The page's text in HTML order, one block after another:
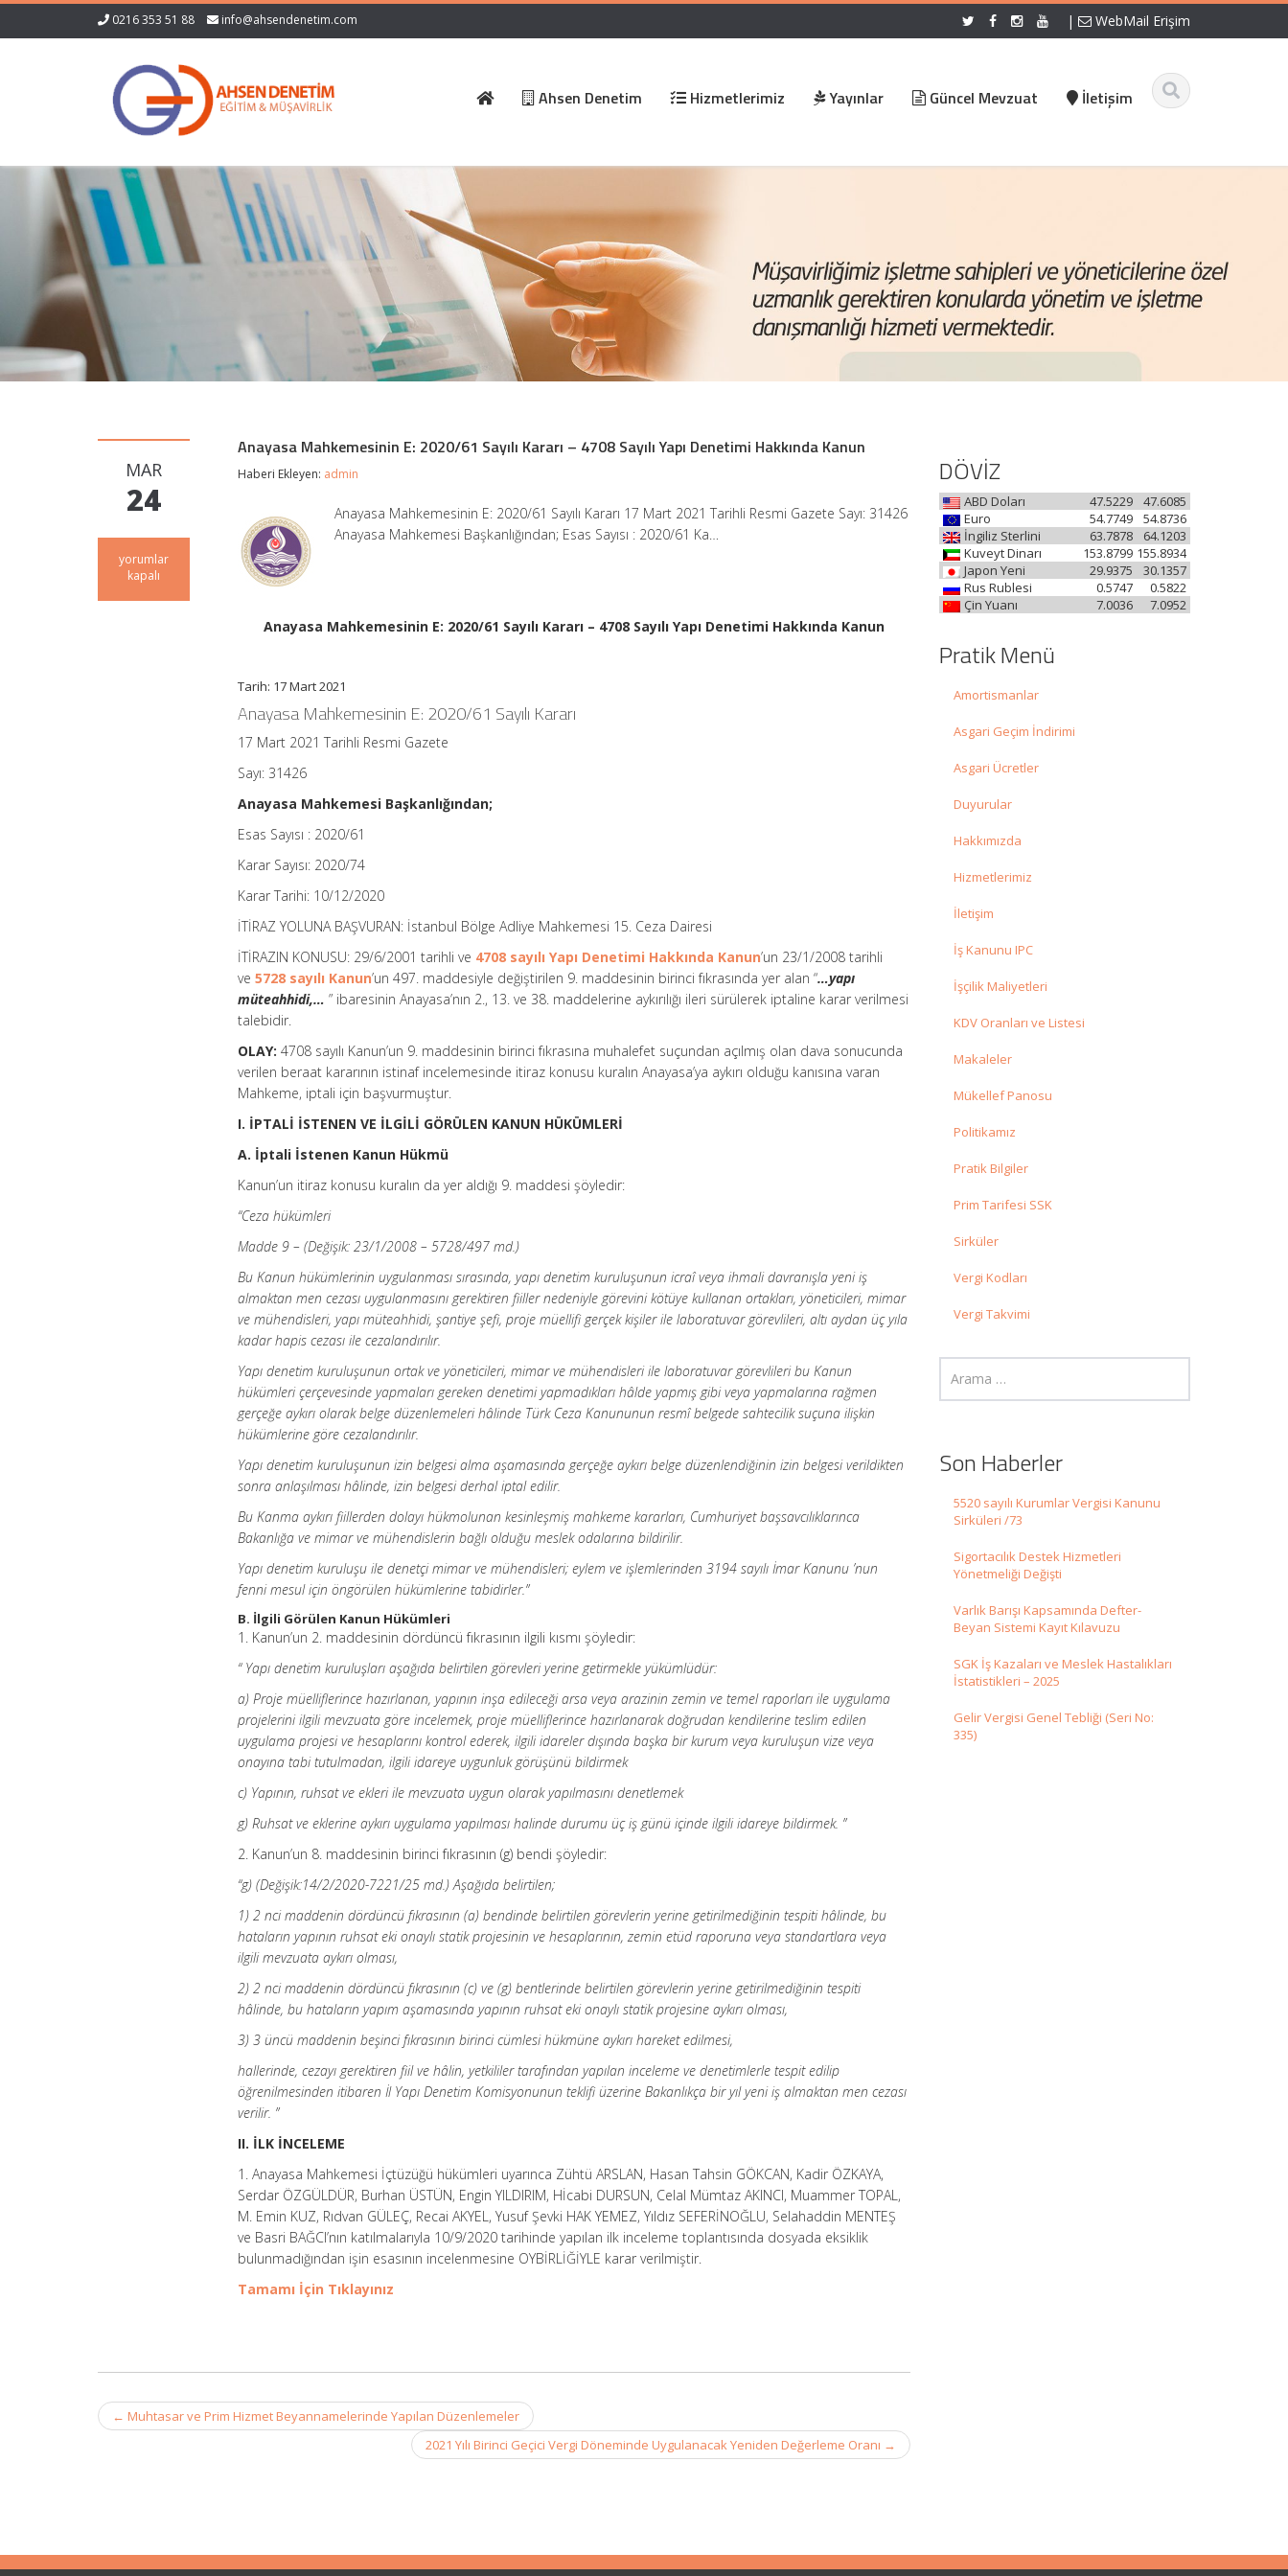
0216 353 51 88 info@ahsendenetim.com | WebMail Erişim
Ahsen Denetim Hizmetlerimiz Yayınlar Güncel Mevzuat İletişim
MAR
24
Anayasa
Mahkemesinin
yorumlar
kapalı
Anayasa Mahkemesinin E: 2020/61 Sayılı Kararı – 4708 Sayılı Yapı Denetimi Hakkında Kanun
Haberi Ekleyen: admin
Anayasa Mahkemesinin E: 2020/61 Sayılı Kararı 17 Mart 2021 Tarihli Resmi Gazete Sayı: 31426
Anayasa Mahkemesi Başkanlığından; Esas Sayısı : 2020/61 Ka…
Anayasa Mahkemesinin E: 2020/61 Sayılı Kararı – 4708 Sayılı Yapı Denetimi Hakkında Kanun
Tarih: 17 Mart 2021
Anayasa Mahkemesinin E: 2020/61 Sayılı Kararı
17 Mart 2021 Tarihli Resmi Gazete
Sayı: 31426
Anayasa Mahkemesi Başkanlığından;
Esas Sayısı : 2020/61
Karar Sayısı: 2020/74
Karar Tarihi: 10/12/2020
İTİRAZ YOLUNA BAŞVURAN: İstanbul Bölge Adliye Mahkemesi 15. Ceza Dairesi
İTİRAZIN KONUSU: 29/6/2001 tarihli ve 4708 sayılı Yapı Denetimi Hakkında Kanun’un 23/1/2008 tarihli
ve5728 sayılı Kanun’un 497. maddesiyle değiştirilen 9. maddesinin birinci fıkrasında yer alan “…yapı
müteahhidi,… ” ibaresinin Anayasa’nın 2., 13. ve 38. maddelerine aykırılığı ileri sürülerek iptaline karar verilmesi
talebidir.
OLAY: 4708 sayılı Kanun’un 9. maddesinin birinci fıkrasına muhalefet suçundan açılmış olan dava sonucunda
verilen beraat kararının istinaf incelemesinde itiraz konusu kuralın Anayasa’ya aykırı olduğu kanısına varan
Mahkeme, iptali için başvurmuştur.
I. İPTALİ İSTENEN VE İLGİLİ GÖRÜLEN KANUN HÜKÜMLERİ
A. İptali İstenen Kanun Hükmü
Kanun’un itiraz konusu kuralın da yer aldığı 9. maddesi şöyledir:
“Ceza hükümleri
Madde 9 – (Değişik: 23/1/2008 – 5728/497 md.)
Bu Kanun hükümlerinin uygulanması sırasında, yapı denetim kuruluşunun icraî veya ihmali davranışla yeni iş
almaktan men cezası uygulanmasını gerektiren fiiller nedeniyle görevini kötüye kullanan ortakları, yöneticileri, mimar
ve mühendisleri, yapı müteahhidi, şantiye şefi, proje müellifi gerçek kişiler ile laboratuvar görevlileri, altı aydan üç yıla
kadar hapis cezası ile cezalandırılır.
Yapı denetim kuruluşunun ortak ve yöneticileri, mimar ve mühendisleri ile laboratuvar görevlileri bu Kanun
hükümleri çerçevesinde yapmaları gereken denetimi yapmadıkları hâlde yapmış gibi veya yapmalarına rağmen
gerçeğe aykırı olarak belge düzenlemeleri hâlinde Türk Ceza Kanununun resmî belgede sahtecilik suçuna ilişkin
hükümlerine göre cezalandırılır.
Yapı denetim kuruluşunun izin belgesi alma aşamasında gerçeğe aykırı belge düzenlendiğinin izin belgesi verildikten
sonra anlaşılması hâlinde, izin belgesi derhal iptal edilir.
Bu Kanma aykırı fiillerden dolayı hükmolunan kesinleşmiş mahkeme kararları, Cumhuriyet başsavcılıklarınca
Bakanlığa ve mimar ve mühendislerin bağlı olduğu meslek odalarına bildirilir.
Yapı denetim kuruluşu ile denetçi mimar ve mühendisleri; eylem ve işlemlerinden 3194 sayılı İmar Kanunu ’nun
fenni mesul için öngörülen hükümlerine tabidirler.”
B. İlgili Görülen Kanun Hükümleri
1. Kanun’un 2. maddesinin dördüncü fıkrasının ilgili kısmı şöyledir:
“ Yapı denetim kuruluşları aşağıda belirtilen görevleri yerine getirmekle yükümlüdür:
a) Proje müelliflerince hazırlanan, yapının inşa edileceği arsa veya arazinin zemin ve temel raporları ile uygulama
projelerini ilgili mevzuata göre incelemek, proje müelliflerince hazırlanarak doğrudan kendilerine teslim edilen
uygulama projesi ve hesaplarını kontrol ederek, ilgili idareler dışında başka bir kurum veya kuruluşun vize veya
onayına tabi tutulmadan, ilgili idareye uygunluk görüşünü bildirmek
c) Yapının, ruhsat ve ekleri ile mevzuata uygun olarak yapılmasını denetlemek
g) Ruhsat ve eklerine aykırı uygulama yapılması halinde durumu üç iş günü içinde ilgili idareye bildirmek. ”
2. Kanun’un 8. maddesinin birinci fıkrasının (g) bendi şöyledir:
“g) (Değişik:14/2/2020-7221/25 md.) Aşağıda belirtilen;
1) 2 nci maddenin dördüncü fıkrasının (a) bendinde belirtilen görevlerin yerine getirilmediğinin tespiti hâlinde, bu
hataların yapının ruhsat eki onaylı statik projesinin ve hesaplarının, zemin etüd raporuna veya standartlara veya
ilgili mevzuata aykırı olması,
2) 2 nci maddenin dördüncü fıkrasının (c) ve (g) bentlerinde belirtilen görevlerin yerine getirilmediğinin tespiti
hâlinde, bu hataların yapım aşamasında yapının ruhsat eki onaylı statik projesine aykırı olması,
3) 3 üncü maddenin beşinci fıkrasının birinci cümlesi hükmüne aykırı hareket edilmesi,
hallerinde, cezayı gerektiren fiil ve hâlin, yetkililer tarafından yapılan inceleme ve denetimlerle tespit edilip
öğrenilmesinden itibaren İl Yapı Denetim Komisyonunun teklifi üzerine Bakanlıkça bir yıl yeni iş almaktan men cezası
verilir. ”
II. İLK İNCELEME
1. Anayasa Mahkemesi İçtüzüğü hükümleri uyarınca Zühtü ARSLAN, Hasan Tahsin GÖKCAN, Kadir ÖZKAYA,
Serdar ÖZGÜLDÜR, Burhan ÜSTÜN, Engin YILDIRIM, Hİcabi DURSUN, Celal Mümtaz AKINCI, Muammer TOPAL,
M. Emin KUZ, Rıdvan GÜLEÇ, Recai AKYEL, Yusuf Şevki HAK YEMEZ, Yıldız SEFERİNOĞLU, Selahaddin MENTEŞ
ve Basri BAĞCI’nın katılmalarıyla 10/9/2020 tarihinde yapılan ilk inceleme toplantısında dosyada eksiklik
bulunmadığından işin esasının incelenmesine OYBİRLİĞİYLE karar verilmiştir.
Tamamı İçin Tıklayınız
Post
navigation
← Muhtasar ve Prim Hizmet Beyannamelerinde Yapılan Düzenlemeler
2021 Yılı Birinci Geçici Vergi Döneminde Uygulanacak Yeniden Değerleme Oranı →
DÖVİZ
ABD Doları 47.6085
47.5229
Euro
54.8736
54.7749
İngiliz Sterlini
64.1203
63.7878
Kuveyt Dinarı
155.8934
153.8799
Japon Yeni
30.1357
29.9375
Rus Rublesi
0.5822
0.5747
Çin Yuanı
7.0952
7.0036
Pratik Menü
Amortismanlar
Asgari Geçim İndirimi
Asgari Ücretler
Duyurular
Hakkımızda
Hizmetlerimiz
İletişim
İş Kanunu IPC
İşçilik Maliyetleri
KDV Oranları ve Listesi
Makaleler
Mükellef Panosu
Politikamız
Pratik Bilgiler
Prim Tarifesi SSK
Sirküler
Vergi Kodları
Vergi Takvimi
Son Haberler
5520 sayılı Kurumlar Vergisi Kanunu
Sirküleri /73
Sigortacılık Destek Hizmetleri
Yönetmeliği Değişti
Varlık Barışı Kapsamında Defter-
Beyan Sistemi Kayıt Kılavuzu
SGK İş Kazaları ve Meslek Hastalıkları
İstatistikleri – 2025
Gelir Vergisi Genel Tebliği (Seri No:
335)